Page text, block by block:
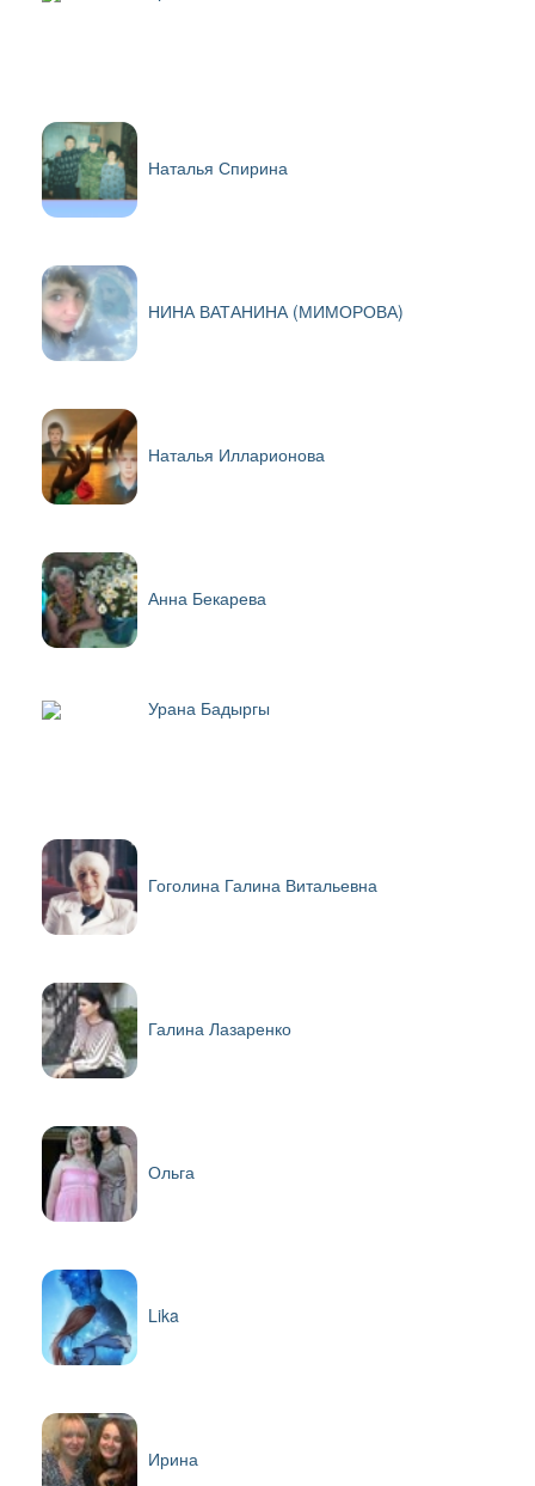
Наталья Спирина
НИНА ВАТАНИНА (МИМОРОВА)
Наталья Илларионова
Анна Бекарева
Урана Бадыргы
Гоголина Галина Витальевна
Галина Лазаренко
Ольга
Lika
Ирина